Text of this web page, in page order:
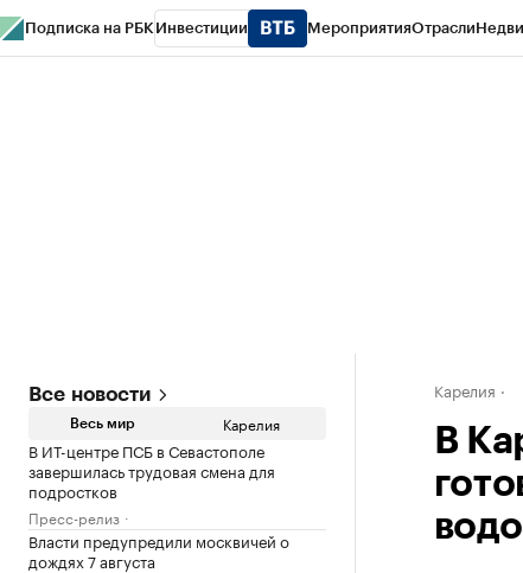
Подписка на РБК Инвестиции МероприятияОтрасли
Все новости
Весь мир Карелия
В ИТ-центре ПСБ в Севастополе
завершилась трудовая смена для
подростков
Пресс-релиз
Власти предупредили москвичей о
дождях 7 августа
Карелия
В